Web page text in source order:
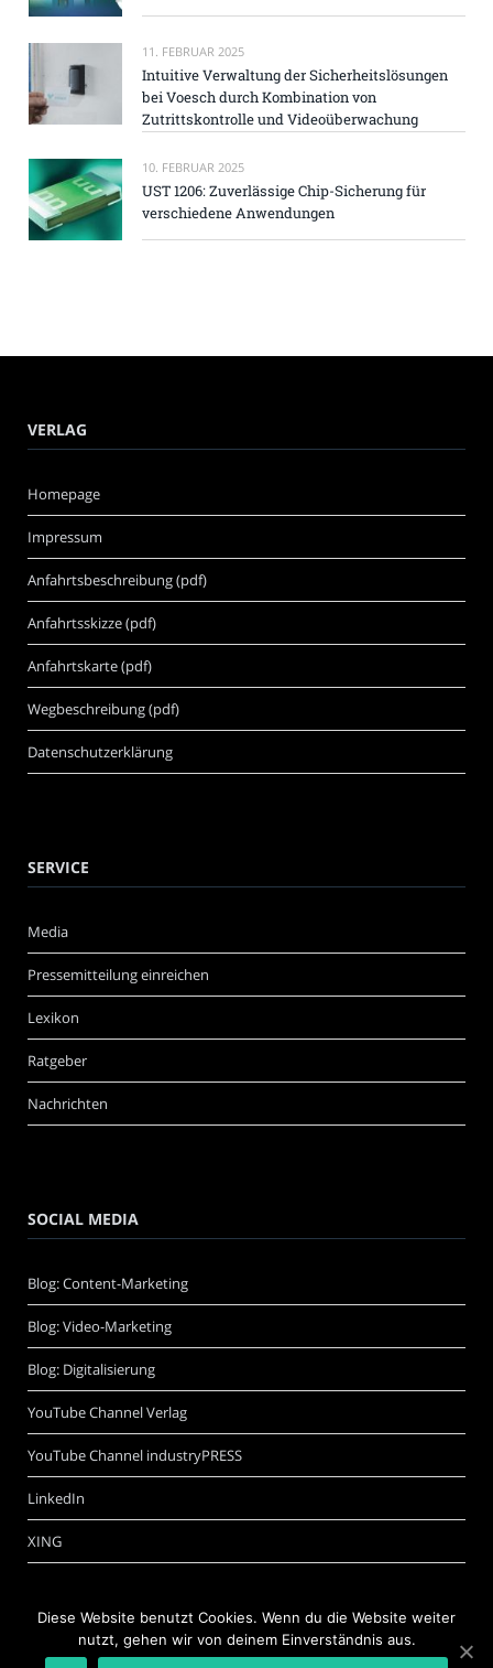
11. FEBRUAR 2025
Intuitive Verwaltung der Sicherheitslösungen
bei Voesch durch Kombination von
Zutrittskontrolle und Videoüberwachung
10. FEBRUAR 2025
UST 1206: Zuverlässige Chip-Sicherung für
verschiedene Anwendungen
VERLAG
Homepage
Impressum
Anfahrtsbeschreibung (pdf)
Anfahrtsskizze (pdf)
Anfahrtskarte (pdf)
Wegbeschreibung (pdf)
Datenschutzerklärung
SERVICE
Media
Pressemitteilung einreichen
Lexikon
Ratgeber
Nachrichten
SOCIAL MEDIA
Blog: Content-Marketing
Blog: Video-Marketing
Blog: Digitalisierung
YouTube Channel Verlag
YouTube Channel industryPRESS
LinkedIn
XING
Diese Website benutzt Cookies. Wenn du die Website weiter
nutzt, gehen wir von deinem Einverständnis aus.